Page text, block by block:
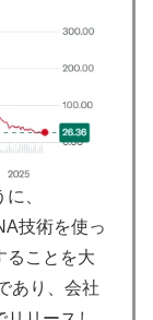
、
技術を使っ
ることを大
あり、会社